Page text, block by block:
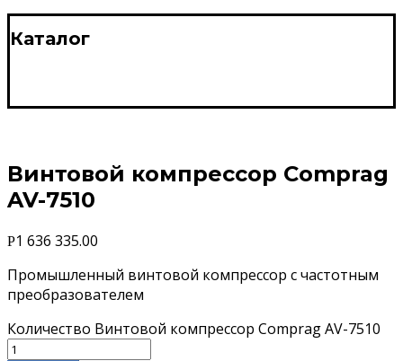
Каталог
Винтовой компрессор Comprag
AV-7510
Р1 636 335.00
Промышленный винтовой компрессор с частотным
преобразователем
Количество Винтовой компрессор Comprag AV-7510